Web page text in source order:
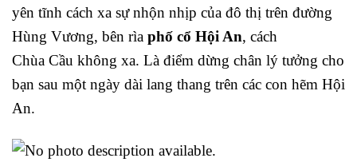
yên tĩnh cách xa sự nhộn nhịp của đô thị trên đường
Hùng Vương, bên rìa phố cổ Hội An, cách
Chùa Cầu không xa. Là điểm dừng chân lý tưởng cho
bạn sau một ngày dài lang thang trên các con hẽm Hội
An.